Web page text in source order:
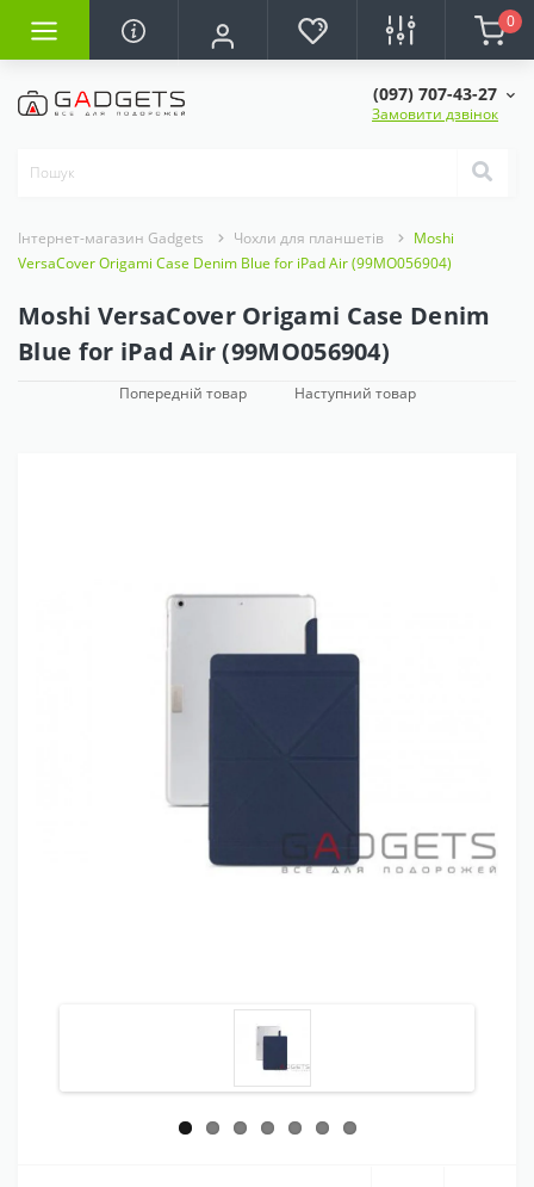
0
(097) 707-43-27
Замовити дзвінок
Інтернет-магазин Gadgets Чохли для планшетів
Moshi
VersaCover Origami Case Denim Blue for iPad Air (99MO056904)
Moshi VersaCover Origami Case Denim
Blue for iPad Air (99MO056904)
Попередній товар Наступний товар